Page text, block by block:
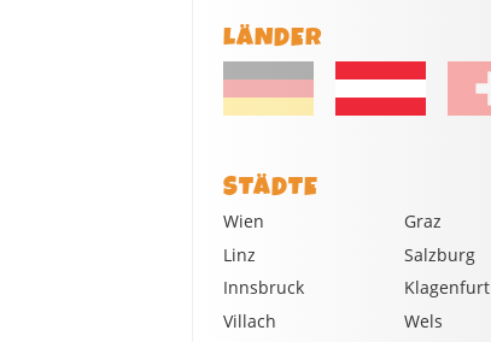
LÄNDER
STÄDTE
Wien
Graz
Linz
Salzburg
Innsbruck
Klagenfurt
Villach
Wels